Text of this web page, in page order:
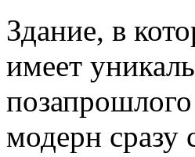
Здание, в
имеет
модерн сразу